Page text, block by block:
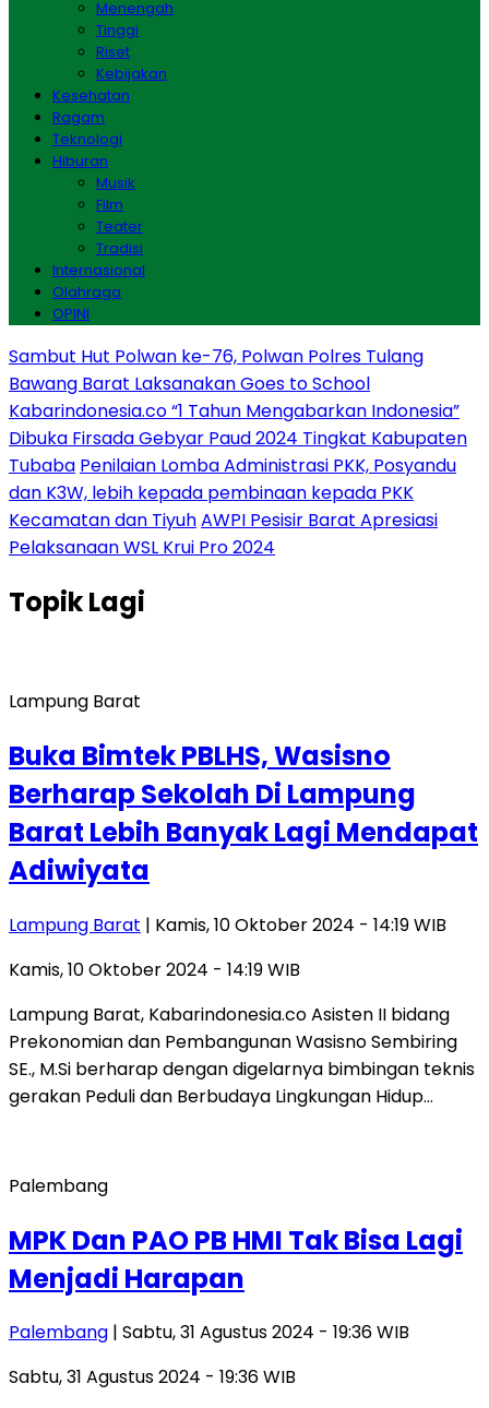
Menengah
Tinggi
Riset
Kebijakan
Kesehatan
Ragam
Teknologi
Hiburan
Musik
Film
Teater
Tradisi
Internasional
Olahraga
OPINI
Sambut Hut Polwan ke-76, Polwan Polres Tulang
Bawang Barat Laksanakan Goes to School
Kabarindonesia.co “1 Tahun Mengabarkan Indonesia”
Dibuka Firsada Gebyar Paud 2024 Tingkat Kabupaten
Tubaba Penilaian Lomba Administrasi PKK, Posyandu
dan K3W, lebih kepada pembinaan kepada PKK
Kecamatan dan TiyuhAWPI Pesisir Barat Apresiasi
Pelaksanaan WSL Krui Pro 2024
TopikLagi
Lampung Barat
Buka Bimtek PBLHS, Wasisno
Berharap Sekolah Di Lampung
Barat Lebih Banyak Lagi Mendapat
Adiwiyata
Lampung Barat | Kamis, 10 Oktober 2024 - 14:19 WIB
Kamis, 10 Oktober 2024 - 14:19 WIB
Lampung Barat, Kabarindonesia.co Asisten II bidang
Prekonomian dan Pembangunan Wasisno Sembiring
SE., M.Si berharap dengan digelarnya bimbingan teknis
gerakan Peduli dan Berbudaya Lingkungan Hidup…
Palembang
MPK Dan PAO PB HMI Tak Bisa Lagi
Menjadi Harapan
Palembang | Sabtu, 31 Agustus 2024 - 19:36 WIB
Sabtu, 31 Agustus 2024 - 19:36 WIB